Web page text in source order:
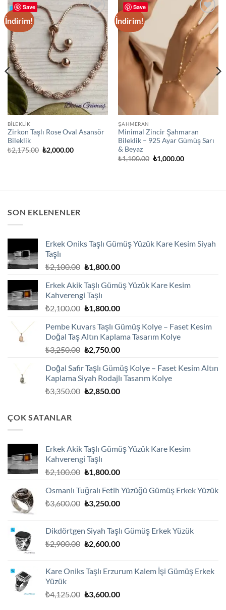
Save
İndirim!
Add to
BİLEKLİK
Zirkon Taşlı Rose Oval Asansör
Bileklik
₺2,175.00 Orijinal
fiyat:
₺2,000.00Şu
Save
İndirim!
Add to
wishlist
ŞAHMERAN
Minimal Zincir Şahmaran
Bileklik – 925 Ayar Gümüş Sarı
& Beyaz
₺1,100.00 Orijinal
fiyat:
₺1,000.00Şu
SON EKLENENLER
Erkek Oniks Taşlı Gümüş Yüzük Kare Kesim Siyah
Taşlı
₺2,100.00 Orijinal
₺2,100.00.
₺1,800.00Şu
fiyat:
Erkek Akik Taşlı Gümüş Yüzük Kare Kesim
Kahverengi Taşlı
₺2,100.00 Orijinal
₺2,100.00.
₺1,800.00Şu
fiyat:
₺1,800.00.
Pembe Kuvars Taşlı Gümüş Kolye – Faset Kesim
Doğal Taş Altın Kaplama Tasarım Kolye
₺3,250.00 Orijinal
₺3,250.00.
₺2,750.00Şu
fiyat:
₺2,750.00.
Doğal Safir Taşlı Gümüş Kolye – Faset Kesim Altın
Kaplama Siyah Rodajlı Tasarım Kolye
₺3,350.00 Orijinal
₺2,850.00Şu
ÇOK SATANLAR
Erkek Akik Taşlı Gümüş Yüzük Kare Kesim
Kahverengi Taşlı
₺2,100.00 Orijinal
₺2,100.00.
₺1,800.00Şu
fiyat:
₺1,800.00.
Osmanlı Tuğralı Fetih Yüzüğü Gümüş Erkek Yüzük
₺3,600.00 Orijinal
₺3,250.00Şu
₺3,250.00.
Dikdörtgen Siyah Taşlı Gümüş Erkek Yüzük
₺2,900.00 Orijinal
₺2,600.00Şu
₺2,600.00.
Kare Oniks Taşlı Erzurum Kalem İşi Gümüş Erkek
Yüzük
₺4,125.00 Orijinal
₺3,600.00Şu